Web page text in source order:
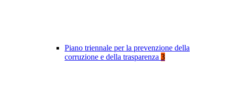
Piano triennale per la prevenzione della
corruzione e della trasparenza 3